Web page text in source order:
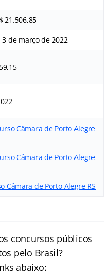
21.506,85
de março de 2022
Câmara de Porto Alegre
Câmara de Porto Alegre
Câmara de Porto Alegre RS
concursos públicos
pelo Brasil?
abaixo: